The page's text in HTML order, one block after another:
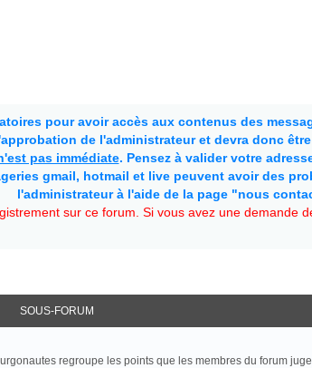
pour avoir accès aux contenus des
de l'administrateur et devra donc
pas immédiate. Pensez à valider votre
gmail, hotmail et live peuvent avoir des
l'administrateur à l'aide de la page "nous
sur ce forum. Si vous avez une
SOUS-FORUM
regroupe les points que les membres du forum